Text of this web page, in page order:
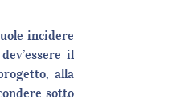
incidere
il
alla
sotto